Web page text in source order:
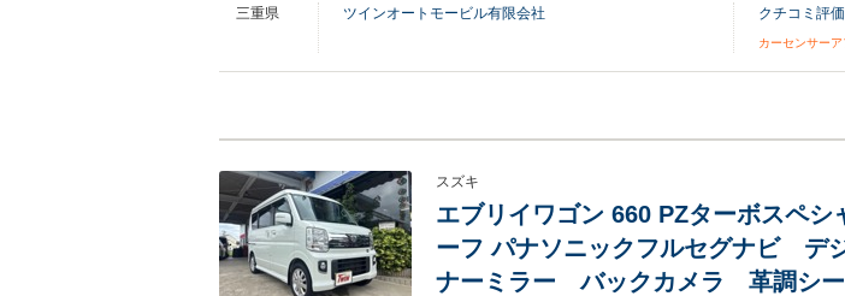
三重県 ツインオートモービル有限会社 クチコミ評価
カーセンサー
スズキ
エブリイワゴン 660 PZターボスペシ
ーフ パナソニックフルセグナビ デ
ナーミラー バックカメラ 革調シ